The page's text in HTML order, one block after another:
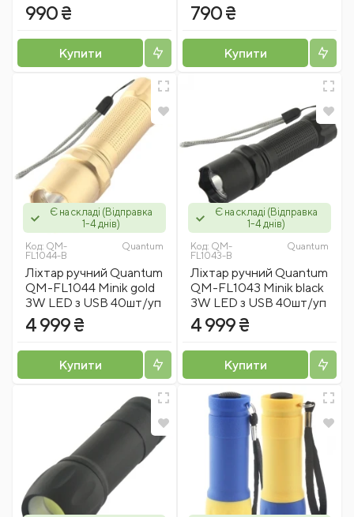
990 ₴
Купити
790 ₴
Купити
Є на складі (Відправка
1-4 днів)
Код: QM-
FL1044-B
Quantum
Ліхтар ручний Quantum
QM-FL1044 Minik gold
3W LED з USB 40шт/уп
4 999 ₴
Купити
Є на складі (Відправка
1-4 днів)
Код: QM-
FL1043-B
Quantum
Ліхтар ручний Quantum
QM-FL1043 Minik black
3W LED з USB 40шт/уп
4 999 ₴
Купити